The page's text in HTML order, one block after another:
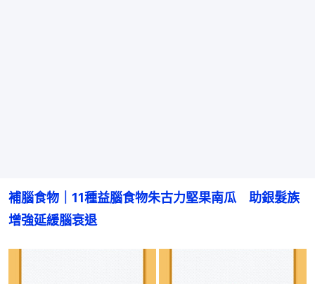
補腦食物｜11種益腦食物朱古力堅果南瓜　助銀髮族
增強延緩腦衰退